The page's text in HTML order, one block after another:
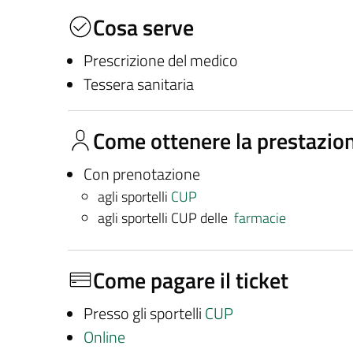
Cosa serve
Prescrizione del medico
Tessera sanitaria
Come ottenere la
Con prenotazione
agli sportelli CUP
agli sportelli CUP delle farmacie
Come pagare il ticket
Presso gli sportelli CUP
Online